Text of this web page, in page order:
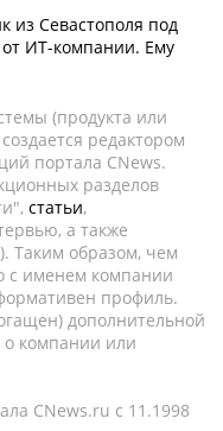
из Севастополя под
от ИТ-компании. Ему
(продукта или
редактором
портала CNews.
разделов
статьи,
а также
Таким образом, чем
с именем компании
профиль.
дополнительной
компании или
CNews.ru c 11.1998